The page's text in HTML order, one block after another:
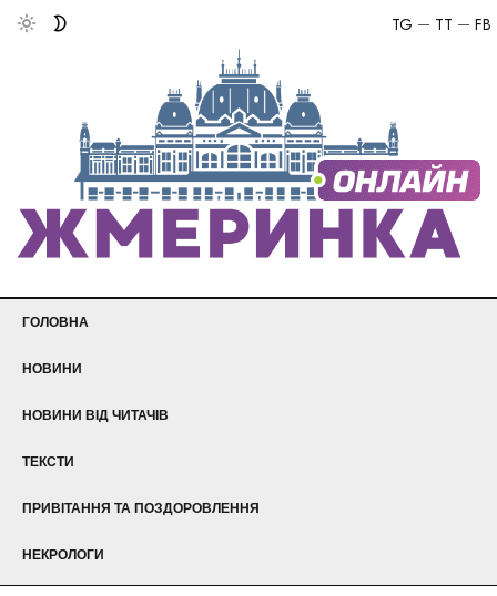
FB
TT
TG
ГОЛОВНА
НОВИНИ
НОВИНИ ВІД ЧИТАЧІВ
ТЕКСТИ
ПРИВІТАННЯ ТА ПОЗДОРОВЛЕННЯ
НЕКРОЛОГИ